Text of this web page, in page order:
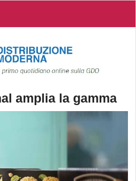
amplia la gamma